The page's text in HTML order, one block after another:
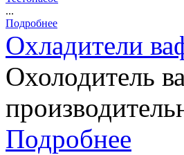
...
Подробнее
Охладители
Охолодитель
Подробнее